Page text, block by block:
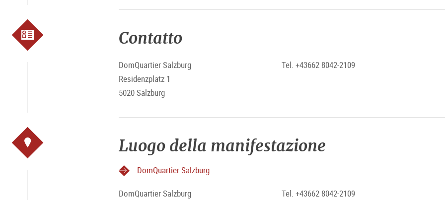
Contatto
DomQuartier Salzburg
Residenzplatz 1
5020 Salzburg
Tel. +43662 8042-2109
Luogo della manifestazione
DomQuartier Salzburg
DomQuartier Salzburg
Tel. +43662 8042-2109